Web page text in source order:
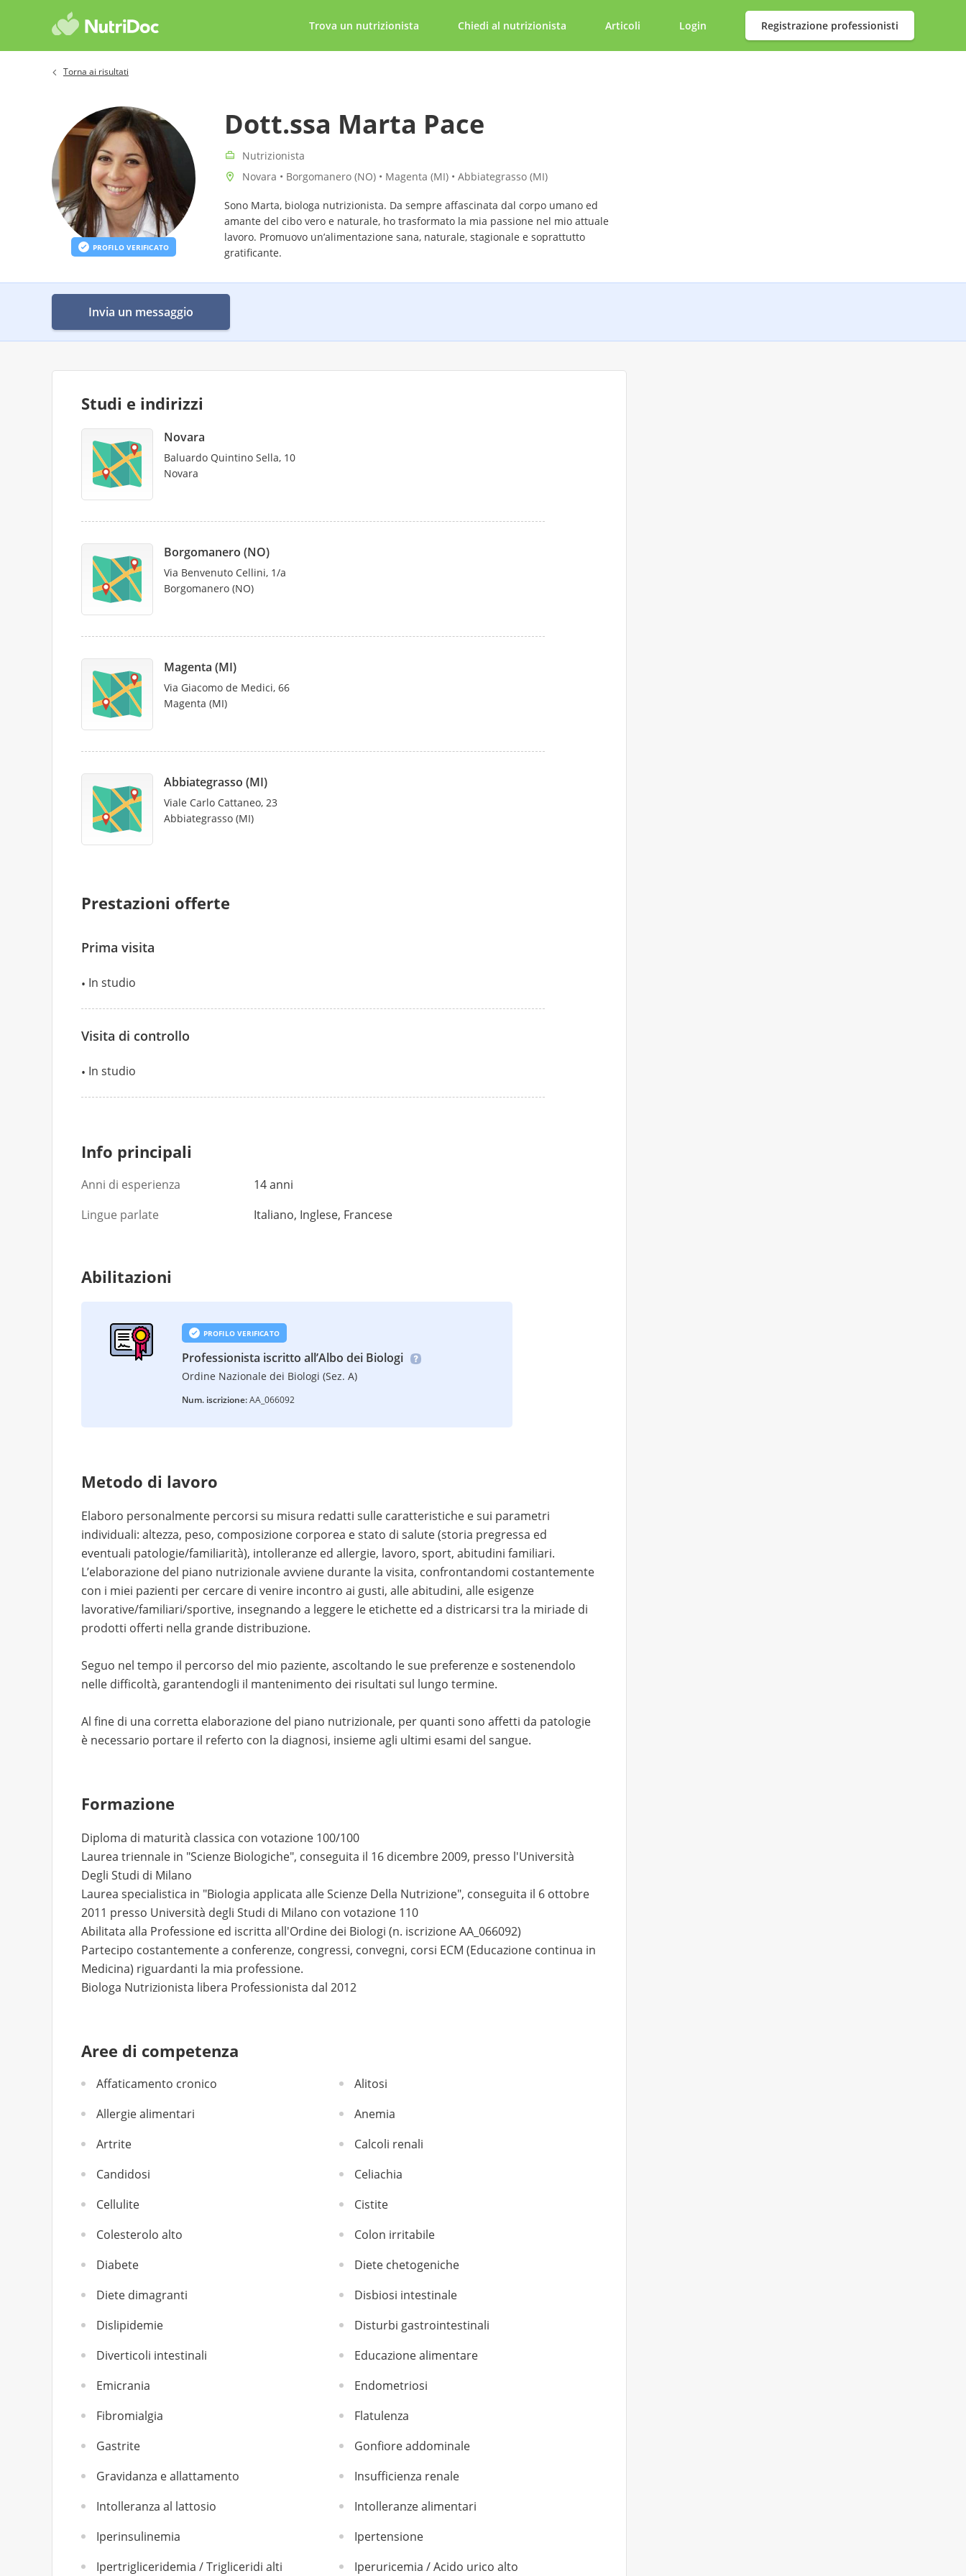
Trova un nutrizionista Chiedi al nutrizionista Articoli Login Registrazione professionisti
Torna ai risultati
PROFILO VERIFICATO
Dott.ssa Marta Pace
Nutrizionista
Novara • Borgomanero (NO) • Magenta (MI) • Abbiategrasso (MI)
Sono Marta, biologa nutrizionista. Da sempre affascinata dal corpo umano ed
amante del cibo vero e naturale, ho trasformato la mia passione nel mio attuale
lavoro. Promuovo un’alimentazione sana, naturale, stagionale e soprattutto
gratificante.
Invia un messaggio
Studi e indirizzi
Novara
Baluardo Quintino Sella, 10
Novara
Borgomanero (NO)
Via Benvenuto Cellini, 1/a
Borgomanero (NO)
Magenta (MI)
Via Giacomo de Medici, 66
Magenta (MI)
Abbiategrasso (MI)
Viale Carlo Cattaneo, 23
Abbiategrasso (MI)
Prestazioni offerte
Prima visita
In studio
Visita di controllo
In studio
Info principali
Anni di esperienza
14 anni
Lingue parlate
Italiano, Inglese, Francese
Abilitazioni
PROFILO VERIFICATO
Professionista iscritto all’Albo dei Biologi
Ordine Nazionale dei Biologi (Sez. A)
Num. iscrizione:AA_066092
Metodo di lavoro
Elaboro personalmente percorsi su misura redatti sulle caratteristiche e sui parametri
individuali: altezza, peso, composizione corporea e stato di salute (storia pregressa ed
eventuali patologie/familiarità), intolleranze ed allergie, lavoro, sport, abitudini familiari.
L’elaborazione del piano nutrizionale avviene durante la visita, confrontandomi costantemente
con i miei pazienti per cercare di venire incontro ai gusti, alle abitudini, alle esigenze
lavorative/familiari/sportive, insegnando a leggere le etichette ed a districarsi tra la miriade di
prodotti offerti nella grande distribuzione.
Seguo nel tempo il percorso del mio paziente, ascoltando le sue preferenze e sostenendolo
nelle difficoltà, garantendogli il mantenimento dei risultati sul lungo termine.
Al fine di una corretta elaborazione del piano nutrizionale, per quanti sono affetti da patologie
è necessario portare il referto con la diagnosi, insieme agli ultimi esami del sangue.
Formazione
Diploma di maturità classica con votazione 100/100
Laurea triennale in "Scienze Biologiche", conseguita il 16 dicembre 2009, presso l'Università
Degli Studi di Milano
Laurea specialistica in "Biologia applicata alle Scienze Della Nutrizione", conseguita il 6 ottobre
2011 presso Università degli Studi di Milano con votazione 110
Abilitata alla Professione ed iscritta all'Ordine dei Biologi (n. iscrizione AA_066092)
Partecipo costantemente a conferenze, congressi, convegni, corsi ECM (Educazione continua in
Medicina) riguardanti la mia professione.
Biologa Nutrizionista libera Professionista dal 2012
Aree di competenza
Affaticamento cronico
Alitosi
Allergie alimentari
Anemia
Artrite
Calcoli renali
Candidosi
Celiachia
Cellulite
Cistite
Colesterolo alto
Colon irritabile
Diabete
Diete chetogeniche
Diete dimagranti
Disbiosi intestinale
Dislipidemie
Disturbi gastrointestinali
Diverticoli intestinali
Educazione alimentare
Emicrania
Endometriosi
Fibromialgia
Flatulenza
Gastrite
Gonfiore addominale
Gravidanza e allattamento
Insufficienza renale
Intolleranza al lattosio
Intolleranze alimentari
Iperinsulinemia
Ipertensione
Ipertrigliceridemia / Trigliceridi alti
Iperuricemia / Acido urico alto